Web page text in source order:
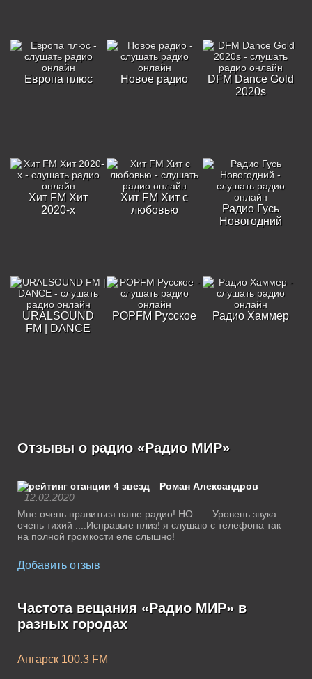
Европа плюс Новое радио
DFM Dance Gold
2020s
Хит FM Хит
2020-х
Хит FM Хит с
любовью
Радио Гусь
Новогодний
URALSOUND
FM | DANCE
POPFM Русское Радио Хаммер
Отзывы о радио «Радио МИР»
Роман Александров
12.02.2020
Мне очень нравиться ваше радио! НО...... Уровень звука
очень тихий ....Исправьте плиз! я слушаю с телефона так
на полной громкости еле слышно!
Добавить отзыв
Частота вещания «Радио МИР» в
разных городах
Ангарск 100.3 FM